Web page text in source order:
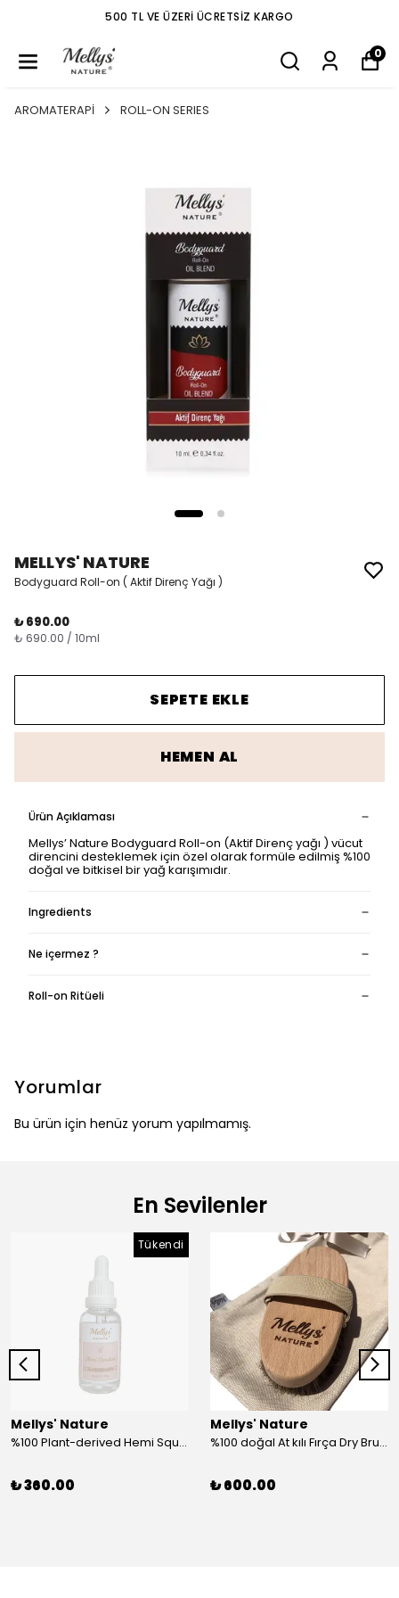
500 TL VE ÜZERI ÜCRETSIZ KARGO
0
AROMATERAPİ ROLL-ON SERIES
MELLYS' NATURE
Bodyguard Roll-on ( Aktif Direnç Yağı )
₺ 690.00
₺ 690.00 / 10ml
SEPETE EKLE
HEMEN AL
Ürün Açıklaması
Mellys’ Nature Bodyguard Roll-on (Aktif Direnç yağı ) vücut
direncini desteklemek için özel olarak formüle edilmiş %100
doğal ve bitkisel bir yağ karışımıdır.
Ingredients
Ne içermez ?
Roll-on Ritüeli
Yorumlar
Bu ürün için henüz yorum yapılmamış.
En Sevilenler
Tükendi
Mellys' Nature
%100 Plant-derived Hemi Squalane (Hemi Skualan)
₺ 360.00
Mellys' Nature
%100 doğal At kılı Fırça Dry Brushing
₺ 600.00